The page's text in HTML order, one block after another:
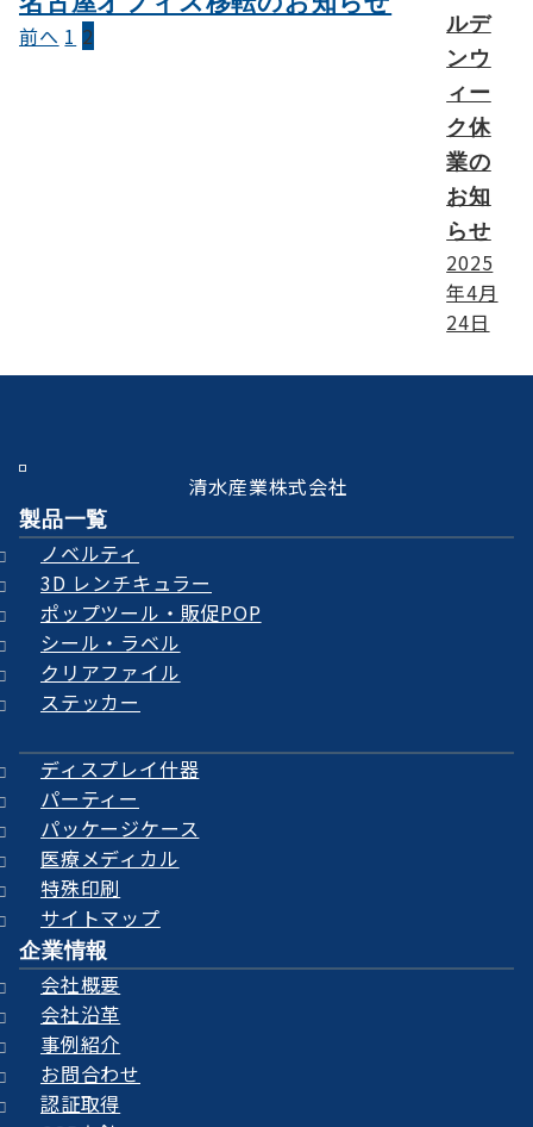
投
前へ 1 2
ルデ
ンウ
ィー
ク休
業の
お知
らせ
2025
年4月
24日
清水産業株式会社
製品一覧
ノベルティ
3D レンチキュラー
ポップツール・販促POP
シール・ラベル
クリアファイル
ステッカー
ディスプレイ什器
パーティー
パッケージケース
医療メディカル
特殊印刷
サイトマップ
企業情報
会社概要
会社沿革
事例紹介
お問合わせ
認証取得